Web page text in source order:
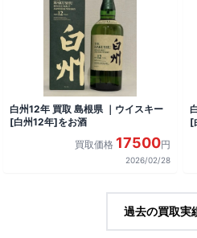
白州12年 買取 島根県 ｜ウイスキー
[白州12年]をお酒
買取価格 17500円
2026/02/28
[
過去の買取実